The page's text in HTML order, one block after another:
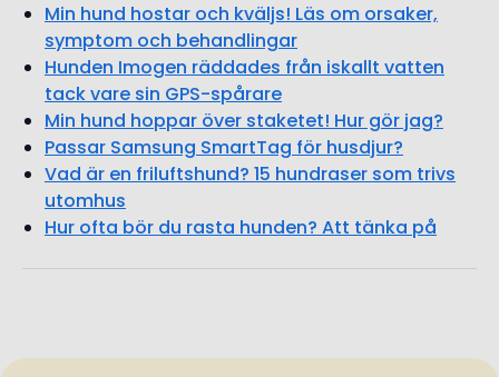
Min hund hostar och kväljs! Läs om orsaker,
symptom och behandlingar
Hunden Imogen räddades från iskallt vatten
tack vare sin GPS-spårare
Min hund hoppar över staketet! Hur gör jag?
Passar Samsung SmartTag för husdjur?
Vad är en friluftshund? 15 hundraser som trivs
utomhus
Hur ofta bör du rasta hunden? Att tänka på